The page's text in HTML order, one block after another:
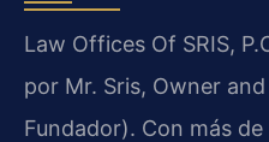
Law Offices Of SRIS,
por Mr. Sris, Owner
Fundador). Con más